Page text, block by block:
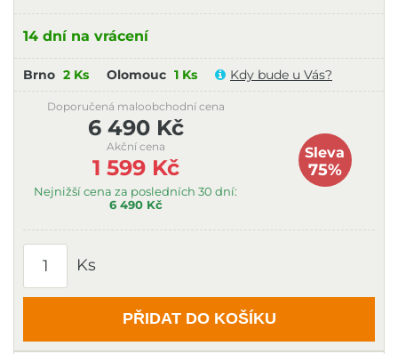
14 dní na vrácení
Brno 2 Ks Olomouc 1 Ks Kdy bude u Vás?
Akční cena
1 599 Kč
Nejnižší cena za posledních 30 dní:
6 490 Kč
Doporučená maloobchodní cena
6 490 Kč
Sleva
75%
Ks
PŘIDAT DO KOŠÍKU